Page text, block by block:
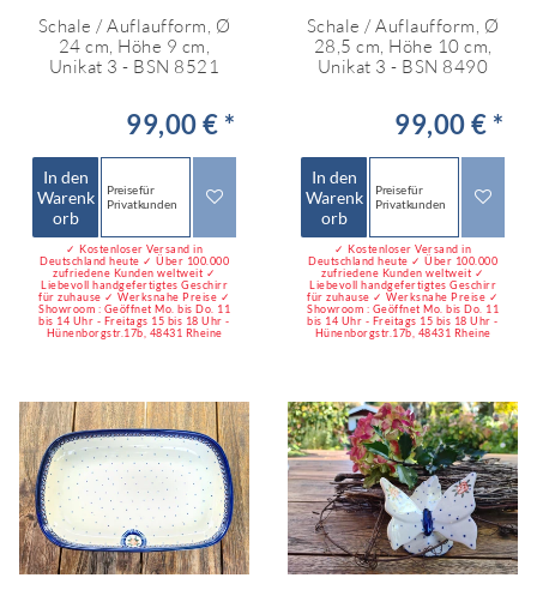
Schale / Auflaufform, Ø
24 cm, Höhe 9 cm,
Unikat 3 - BSN 8521
99,00 € *
In den
Warenk
orb
Preise für
Privatkunden
✓ Kostenloser Versand in
Deutschland heute ✓ Über 100.000
zufriedene Kunden weltweit ✓
Liebevoll handgefertigtes Geschirr
für zuhause ✓ Werksnahe Preise ✓
Showroom : Geöffnet Mo. bis Do. 11
bis 14 Uhr - Freitags 15 bis 18 Uhr -
Hünenborgstr.17b, 48431 Rheine
Schale / Auflaufform, Ø
28,5 cm, Höhe 10 cm,
Unikat 3 - BSN 8490
99,00 € *
In den
Warenk
orb
Preise für
Privatkunden
✓ Kostenloser Versand in
Deutschland heute ✓ Über 100.000
zufriedene Kunden weltweit ✓
Liebevoll handgefertigtes Geschirr
für zuhause ✓ Werksnahe Preise ✓
Showroom : Geöffnet Mo. bis Do. 11
bis 14 Uhr - Freitags 15 bis 18 Uhr -
Hünenborgstr.17b, 48431 Rheine